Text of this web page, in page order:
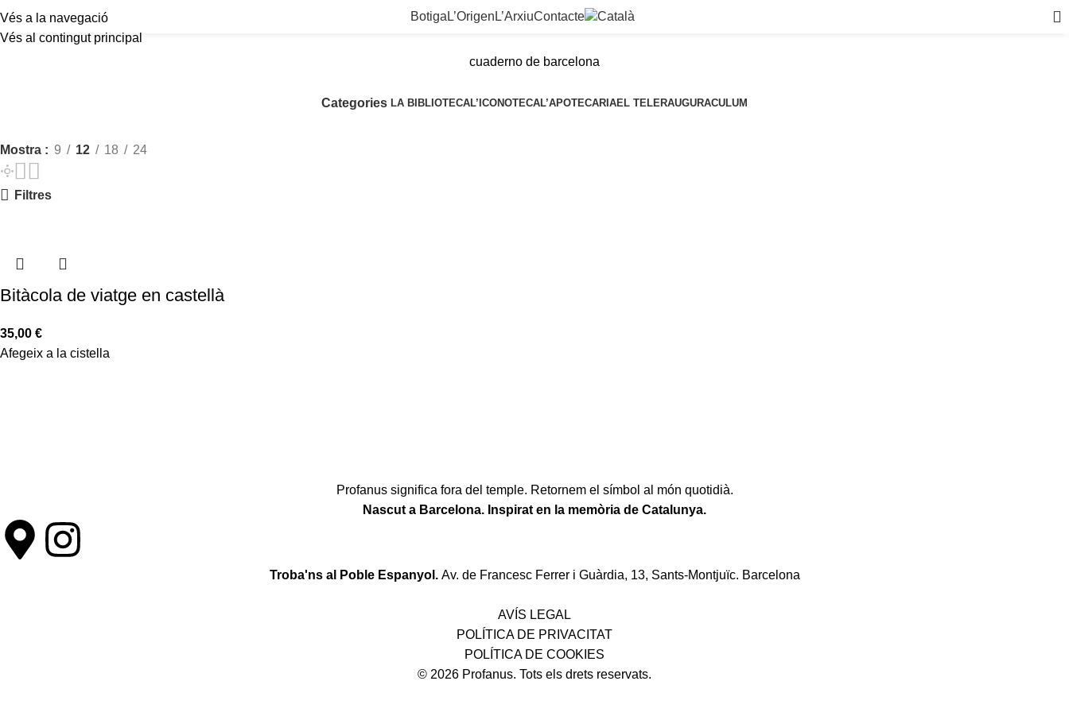
Vés a la navegació
Vés al contingut principal
Botiga L’Origen L’ArxiuContacte
cuaderno de barcelona
Categories LA BIBLIOTECAL’ICONOTECAL’APOTECARIAEL TELERAUGURACULUM
Mostra 9 12 18 24
Filtres
Bitàcola de viatge en castellà
35,00 €
Afegeix a la cistella
Profanus significa fora del temple. Retornem el símbol al món quotidià.
Nascut a Barcelona. Inspirat en la memòria de Catalunya.
Troba'ns al Poble Espanyol. Av. de Francesc Ferrer i Guàrdia, 13, Sants-Montjuïc. Barcelona
AVÍS LEGAL
POLÍTICA DE PRIVACITAT
POLÍTICA DE COOKIES
© 2026 Profanus. Tots els drets reservats.